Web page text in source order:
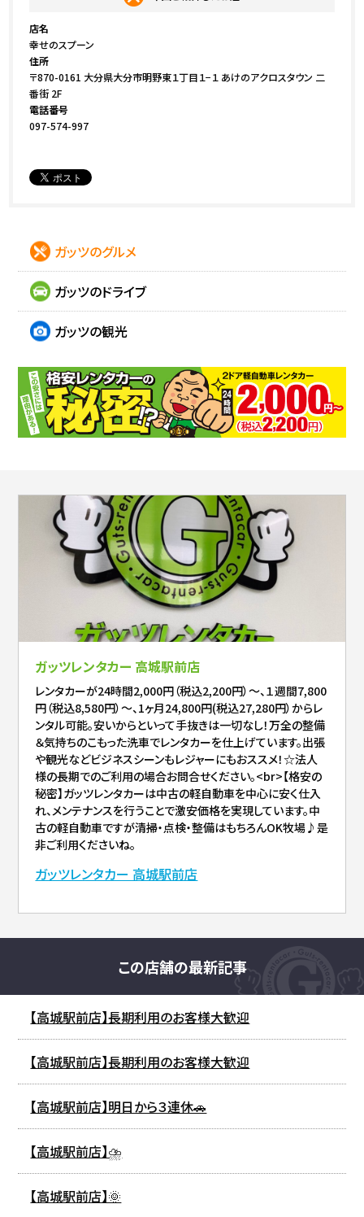
店名
幸せのスプーン
住所
〒870-0161 大分県大分市明野東１丁目１−１ あけのアクロスタウン 二
番街 2F
電話番号
097-574-997
ガッツのグルメ
ガッツのドライブ
ガッツの観光
ガッツレンタカー 高城駅前店
レンタカーが24時間2,000円（税込2,200円）～、１週間7,800
円（税込8,580円）～、1ヶ月24,800円(税込27,280円）からレ
ンタル可能。安いからといって手抜きは一切なし！万全の整備
＆気持ちのこもった洗車でレンタカーを仕上げています。出張
や観光などビジネスシーンもレジャーにもおススメ！☆法人
様の長期でのご利用の場合お問合せください。<br>【格安の
秘密】ガッツレンタカーは中古の軽自動車を中心に安く仕入
れ、メンテナンスを行うことで激安価格を実現しています。中
古の軽自動車ですが清掃・点検・整備はもちろんOK牧場♪是
非ご利用くださいね。
ガッツレンタカー 高城駅前店
この店舗の最新記事
【高城駅前店】長期利用のお客様大歓迎
【高城駅前店】長期利用のお客様大歓迎
【高城駅前店】明日から３連休🚗
【高城駅前店】⛈️
【高城駅前店】🌞